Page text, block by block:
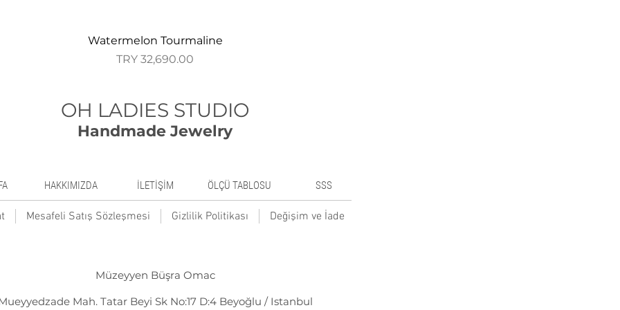
Quick View
Watermelon Tourmaline
Price
TRY 32,690.00
OH LADIES STUDIO
Handmade Jewelry
HAKKIMIZDA İLETİŞİM ÖLÇÜ TABLOSU SSS
Mesafeli Satış Sözleşmesi Gizlilik Politikası Değişim ve İade
Müzeyyen Büşra Omac
Mah. Tatar Beyi Sk No:17 D:4 Beyoğlu / Istanbul